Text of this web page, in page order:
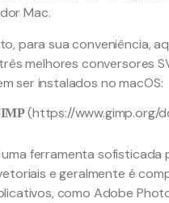
Mac.
para sua conveniência,
melhores conversores
ser instalados no macOS:
(https://www.gimp.org/
uma ferramenta sofisticada
e geralmente é
como Adobe